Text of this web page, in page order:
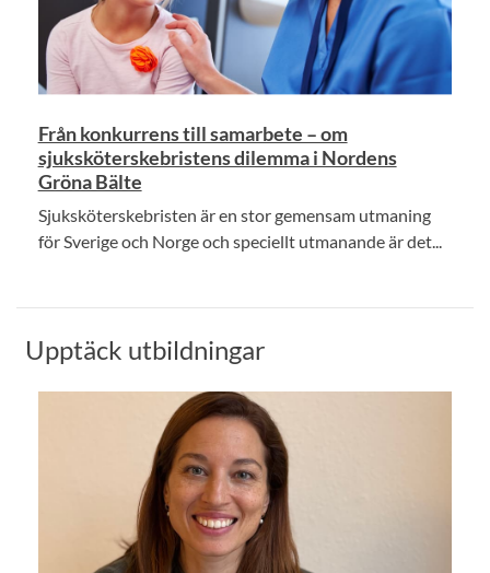
Från konkurrens till samarbete – om
sjuksköterskebristens dilemma i Nordens
Gröna Bälte
Sjuksköterskebristen är en stor gemensam utmaning
för Sverige och Norge och speciellt utmanande är det...
Upptäck utbildningar